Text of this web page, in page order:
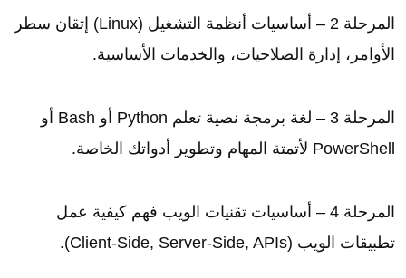
المرحلة 2 – أساسيات أنظمة التشغيل (Linux) إتقان سطر
الأوامر، إدارة الصلاحيات، والخدمات الأساسية.
المرحلة 3 – لغة برمجة نصية تعلم Python أو Bash أو
PowerShell لأتمتة المهام وتطوير أدواتك الخاصة.
المرحلة 4 – أساسيات تقنيات الويب فهم كيفية عمل
تطبيقات الويب (Client-Side, Server-Side, APIs).